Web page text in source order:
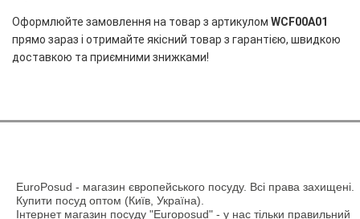
Оформлюйте замовлення на товар з артикулом WCF00A01
прямо зараз і отримайте якісний товар з гарантією, швидкою
доставкою та приємними знижками!
EuroPosud - магазин європейського посуду. Всі права захищені.
Купити посуд оптом (Київ, Україна).
Інтернет магазин посуду "Europosud" - у нас тільки правильний